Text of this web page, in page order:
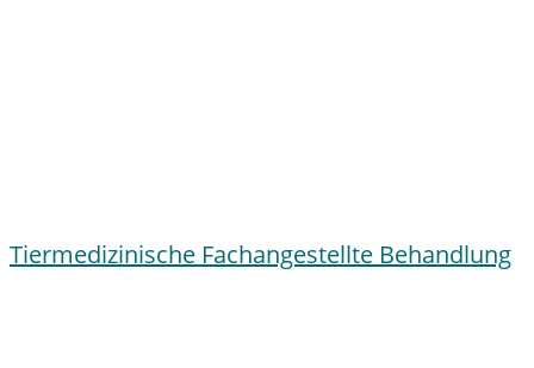
Tiermedizinische Fachangestellte Behandlung